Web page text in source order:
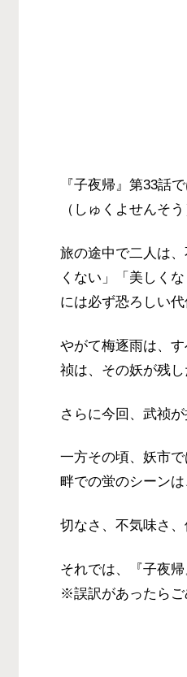
『子夜帰』第33話
（しゅくよせんそ
旅の途中で二人は
くない」「美しく
には必ず恐ろしい代
やがて梅逐雨は、
祯は、その妖が残
さらに今回、武祯
一方その頃、妖市
畔での蛍のシーン
切なさ、不気味さ
それでは、『子夜
※誤訳があったらご